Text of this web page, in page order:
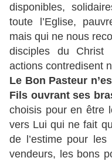
disponibles,
toute l’Eglise,
mais qui ne nous
disciples du
actions contredisent
Le Bon Pasteur
Fils ouvrant ses
choisis pour en être
vers Lui qui ne fait
de l’estime pour
vendeurs, les bons